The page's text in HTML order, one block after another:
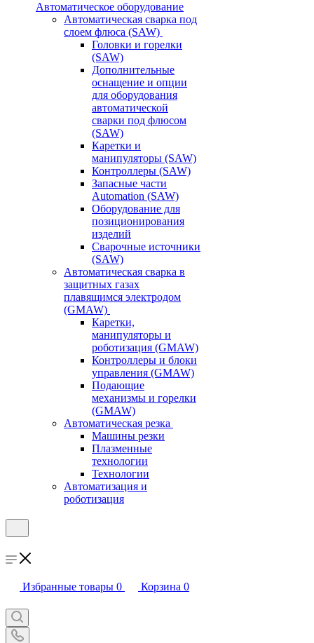
Автоматическое оборудование
Автоматическая сварка под
слоем флюса (SAW)
Головки и горелки
(SAW)
Дополнительные
оснащение и опции
для оборудования
автоматической
сварки под флюсом
(SAW)
Каретки и
манипуляторы (SAW)
Контроллеры (SAW)
Запасные части
Automation (SAW)
Оборудование для
позиционирования
изделий
Сварочные источники
(SAW)
Автоматическая сварка в
защитных газах
плавящимся электродом
(GMAW)
Каретки,
манипуляторы и
роботизация (GMAW)
Контроллеры и блоки
управления (GMAW)
Подающие
механизмы и горелки
(GMAW)
Автоматическая резка
Машины резки
Плазменные
технологии
Технологии
Автоматизация и
роботизация
Избранные товары 0 Корзина 0